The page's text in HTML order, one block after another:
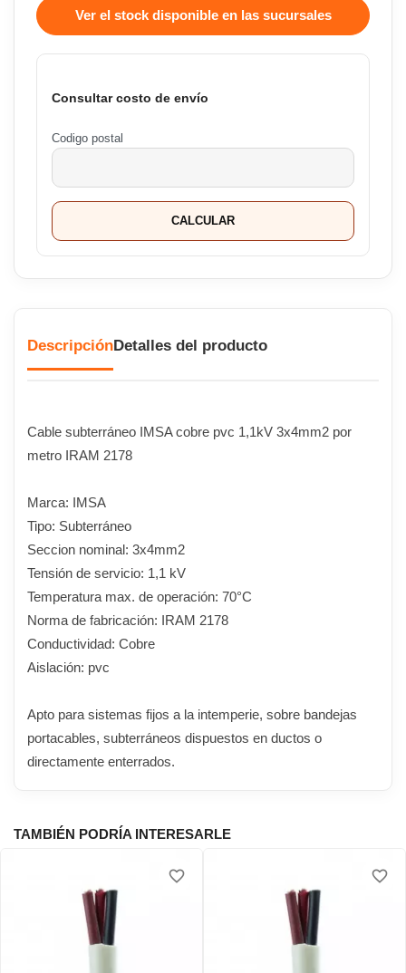
Ver el stock disponible en las sucursales
Consultar costo de envío
Codigo postal
CALCULAR
DescripciónDetalles del producto
Cable subterráneo IMSA cobre pvc 1,1kV 3x4mm2 por
metro IRAM 2178
Marca: IMSA
Tipo: Subterráneo
Seccion nominal: 3x4mm2
Tensión de servicio: 1,1 kV
Temperatura max. de operación: 70°C
Norma de fabricación: IRAM 2178
Conductividad: Cobre
Aislación: pvc
Apto para sistemas fijos a la intemperie, sobre bandejas
portacables, subterráneos dispuestos en ductos o
directamente enterrados.
TAMBIÉN PODRÍA INTERESARLE
favorite_border favorite_border